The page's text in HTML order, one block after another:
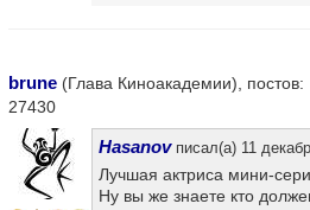
brune (Глава Киноакадемии), постов:
27430
Hasanovписал(а) 11
Лучшая актриса мини-
Ну вы же знаете кто